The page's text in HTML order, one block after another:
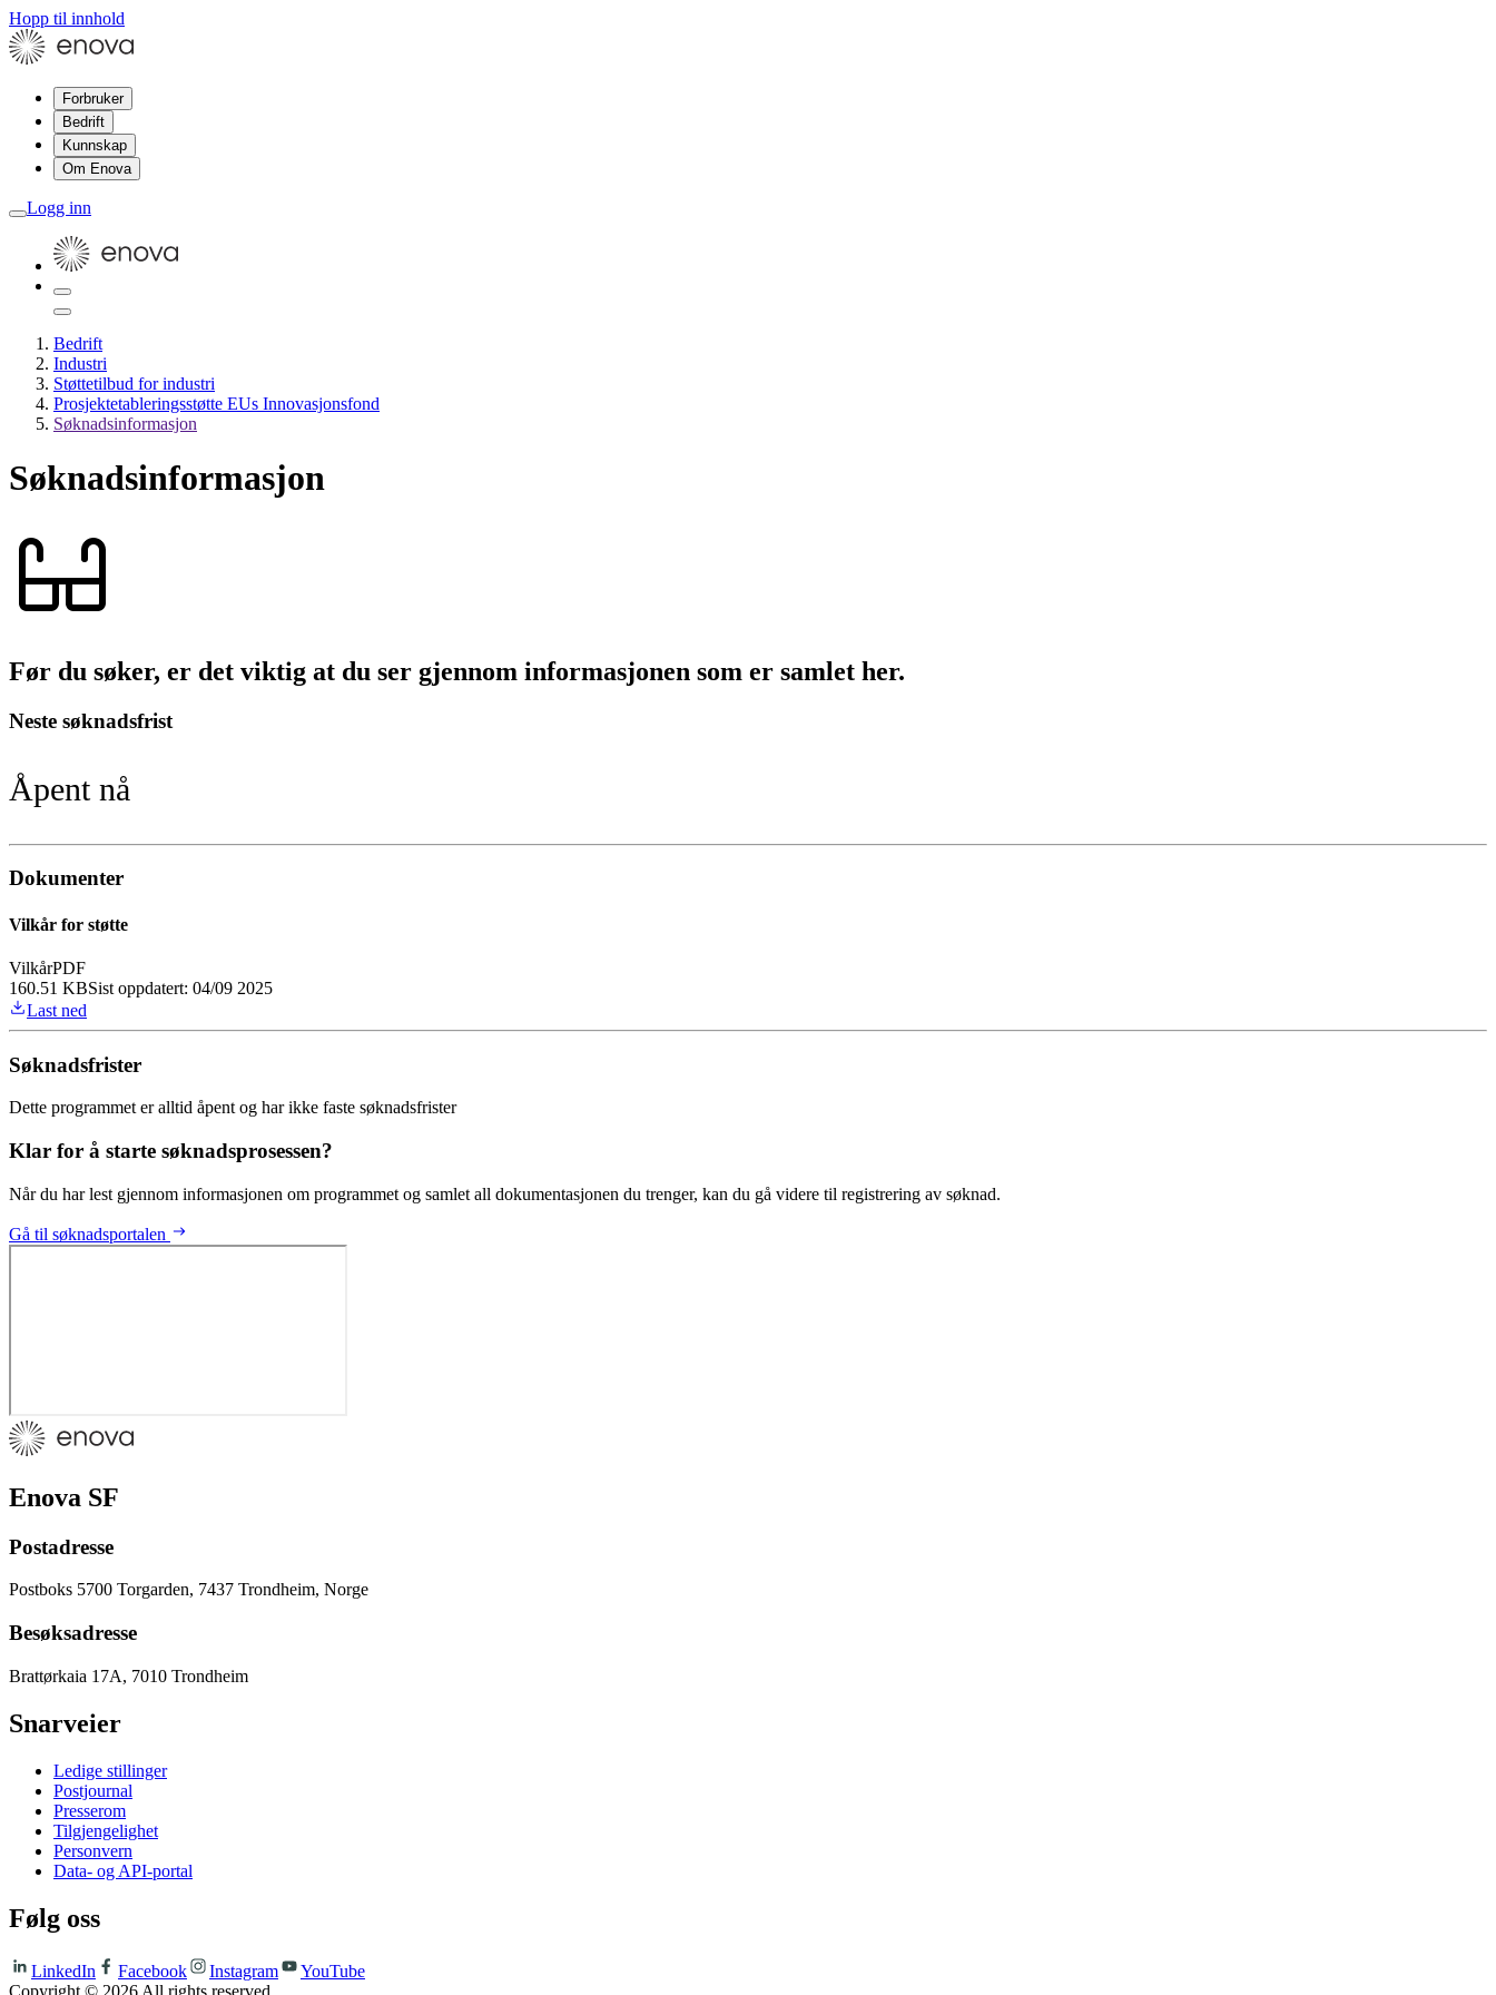
Hopp til innhold
Forbruker
Bedrift
Kunnskap
Om Enova
Logg inn
Bedrift
Industri
Støttetilbud for industri
Prosjektetableringsstøtte EUs Innovasjonsfond
Søknadsinformasjon
Søknadsinformasjon
Før du søker, er det viktig at du ser gjennom informasjonen som er samlet her.
Neste søknadsfrist
Åpent nå
Dokumenter
Vilkår for støtte
VilkårPDF
160.51 KBSist oppdatert: 04/09 2025
Last ned
Søknadsfrister
Dette programmet er alltid åpent og har ikke faste søknadsfrister
Klar for å starte søknadsprosessen?
Når du har lest gjennom informasjonen om programmet og samlet all dokumentasjonen du trenger, kan du gå videre til registrering av søknad.
Gå til søknadsportalen
Enova SF
Postadresse
Postboks 5700 Torgarden, 7437 Trondheim, Norge
Besøksadresse
Brattørkaia 17A, 7010 Trondheim
Snarveier
Ledige stillinger
Postjournal
Presserom
Tilgjengelighet
Personvern
Data- og API-portal
Følg oss
LinkedIn Facebook Instagram
YouTube